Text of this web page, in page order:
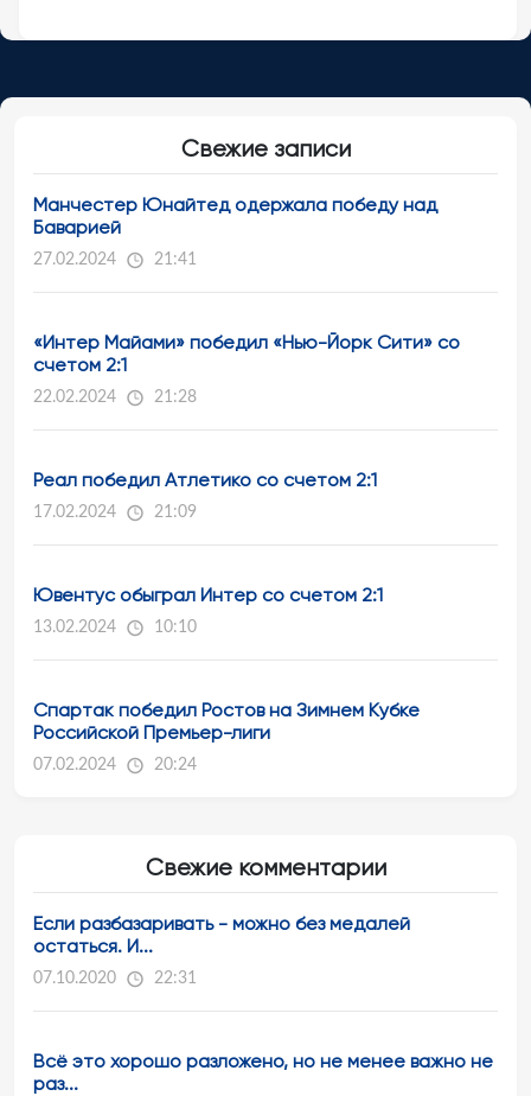
Свежие записи
Манчестер Юнайтед одержала победу над
Баварией
27.02.2024 21:41
«Интер Майами» победил «Нью-Йорк Сити» со
счетом 2:1
22.02.2024 21:28
Реал победил Атлетико со счетом 2:1
17.02.2024 21:09
Ювентус обыграл Интер со счетом 2:1
13.02.2024 10:10
Спартак победил Ростов на Зимнем Кубке
Российской Премьер-лиги
07.02.2024 20:24
Свежие комментарии
Если разбазаривать - можно без медалей
остаться. И...
07.10.2020 22:31
Всё это хорошо разложено, но не менее важно не
раз...